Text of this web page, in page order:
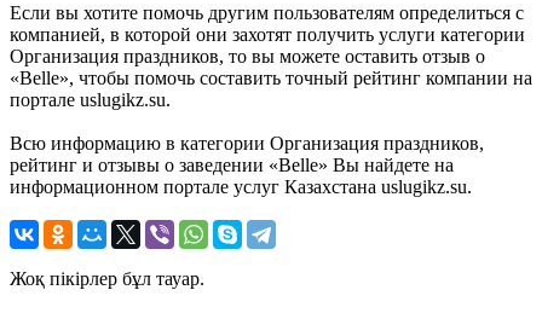
Если вы хотите помочь другим пользователям определиться с
компанией, в которой они захотят получить услуги категории
Организация праздников, то вы можете оставить отзыв о
«Belle», чтобы помочь составить точный рейтинг компании на
портале uslugikz.su.
Всю информацию в категории Организация праздников,
рейтинг и отзывы о заведении «Belle» Вы найдете на
информационном портале услуг Казахстана uslugikz.su.
Жоқ пікірлер бұл тауар.